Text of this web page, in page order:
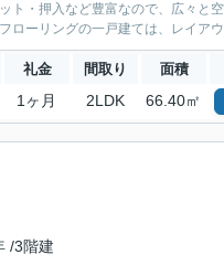
・押入など豊富なので、広々と
ローリングの一戸建ては、レイア
礼金 間取り 面積
1ヶ月 2LDK 66.40㎡
/3階建